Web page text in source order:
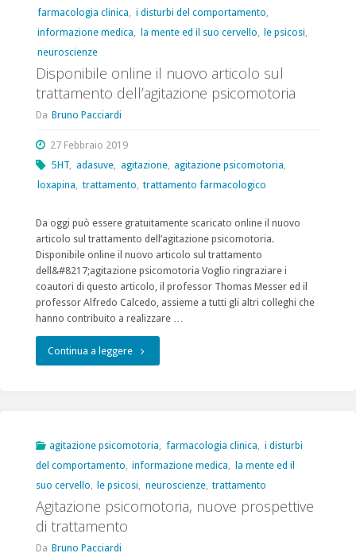
acuti
pazienti
ospedalizzati
infezione
da
Covid-
19
(Draft
del
22
marzo
di
Stefano
farmacologia clinica, i disturbi del comportamento,
informazione medica, la mente ed il suo cervello, le psicosi,
neuroscienze
Disponibile online il nuovo articolo sul
trattamento dell’agitazione psicomotoria
Da Bruno Pacciardi
27 Febbraio 2019
5HT, adasuve, agitazione, agitazione psicomotoria,
loxapina, trattamento, trattamento farmacologico
Da oggi può essere gratuitamente scaricato online il nuovo
articolo sul trattamento dell’agitazione psicomotoria.
Disponibile online il nuovo articolo sul trattamento
dell&#8217;agitazione psicomotoria Voglio ringraziare i
coautori di questo articolo, il professor Thomas Messer ed il
professor Alfredo Calcedo, assieme a tutti gli altri colleghi che
hanno contribuito a realizzare …
Continua a leggere"Disponibile
nuovo
articolo
agitazione psicomotoria, farmacologia clinica, i disturbi
del comportamento, informazione medica,
la mente ed il
suo cervello, le psicosi, neuroscienze, trattamento
Agitazione psicomotoria, nuove prospettive
di trattamento
Da Bruno Pacciardi